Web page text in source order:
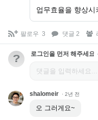
업무효율을 향상
팔로우 3 댓글 2
? 로그인을 먼저 해주세요. ·
shalomeir ·2년 전
오 그러게요~